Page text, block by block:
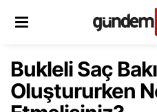
Bukleli Saç
Oluştururken